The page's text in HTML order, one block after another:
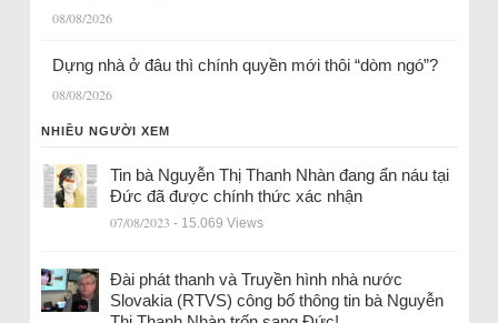
08/08/2026
Dựng nhà ở đâu thì chính quyền mới thôi “dòm ngó”?
08/08/2026
NHIỀU NGƯỜI XEM
Tin bà Nguyễn Thị Thanh Nhàn đang ẩn náu tại
Đức đã được chính thức xác nhận
07/08/2023 - 15.069 Views
Đài phát thanh và Truyền hình nhà nước
Slovakia (RTVS) công bố thông tin bà Nguyễn